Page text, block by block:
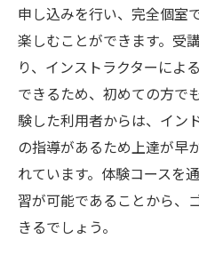
申し込みを行い、完全個室
楽しむことができます。受
り、インストラクターによ
できるため、初めての方で
験した利用者からは、イン
の指導があるため上達が早
れています。体験コースを
習が可能であることから、
きるでしょう。